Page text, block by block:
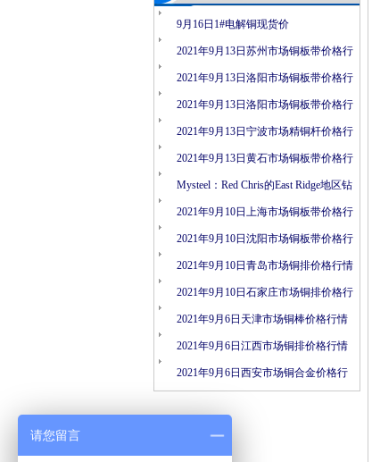
9月16日1#电解铜现货价
2021年9月13日苏州市场铜板带价格行
情
2021年9月13日洛阳市场铜板带价格行
情
2021年9月13日洛阳市场铜板带价格行
情
2021年9月13日宁波市场精铜杆价格行
情
2021年9月13日黄石市场铜板带价格行
情
Mysteel：Red Chris的East Ridge地区钻
探结果表明矿化连续性
2021年9月10日上海市场铜板带价格行
情
2021年9月10日沈阳市场铜板带价格行
情
2021年9月10日青岛市场铜排价格行情
2021年9月10日石家庄市场铜排价格行
情
2021年9月6日天津市场铜棒价格行情
2021年9月6日江西市场铜排价格行情
2021年9月6日西安市场铜合金价格行
请您留言